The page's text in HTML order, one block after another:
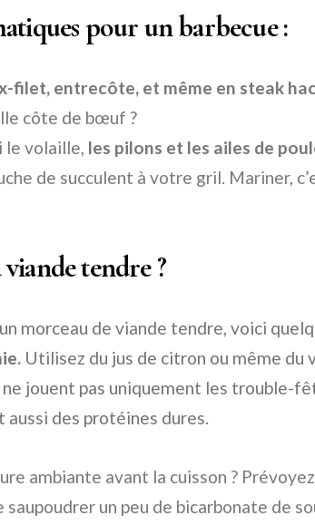
pour un barbecue :
filet, entrecôte, et même en steak
côte de bœuf ?
le volaille, les pilons et les ailes de
de succulent à votre gril. Mariner,
tendre ?
morceau de viande tendre, voici
Utilisez du jus de citron ou même du
jouent pas uniquement les trouble-
aussi des protéines dures.
ambiante avant la cuisson ?
saupoudrer un peu de bicarbonate de